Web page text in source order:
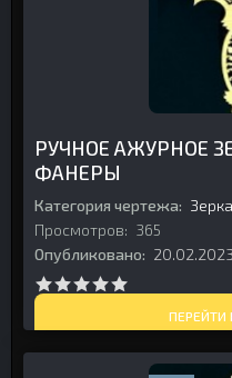
РУЧНОЕ АЖУРНОЕ
ФАНЕРЫ
Категория чертежа:
Просмотров: 365
Опубликовано: 20.02.2023
ПЕРЕЙТИ